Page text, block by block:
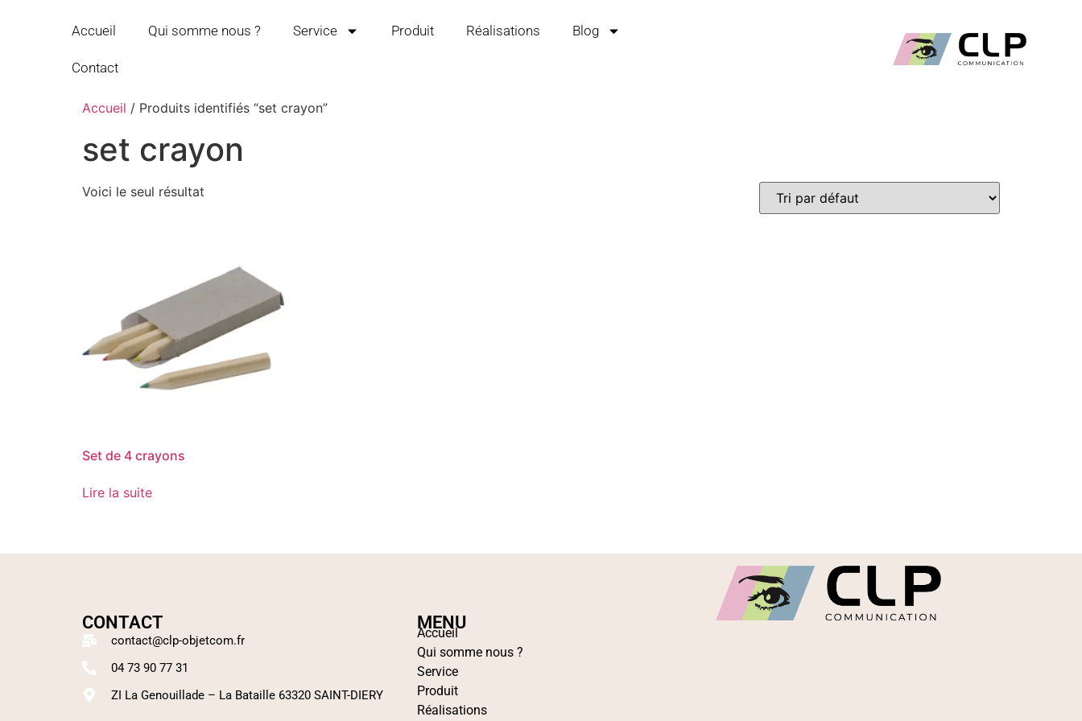
Accueil Qui somme nous ? Service Produit Réalisations Blog
Contact
Accueil / Produits identifiés “set crayon”
set crayon
Voici le seul résultat
Set de 4 crayons
Lire la suite
MENU
Accueil
Qui somme nous ?
Service
Produit
Réalisations
CONTACT
contact@clp-objetcom.fr
04 73 90 77 31
ZI La Genouillade – La Bataille 63320 SAINT-DIERY